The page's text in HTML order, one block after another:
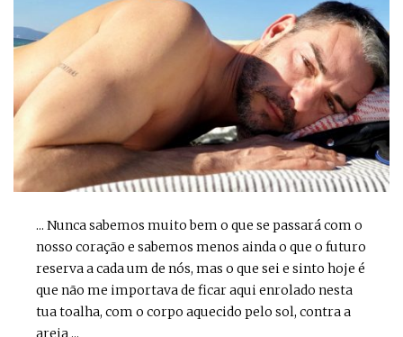
... Nunca sabemos muito bem o que se passará com o
nosso coração e sabemos menos ainda o que o futuro
reserva a cada um de nós, mas o que sei e sinto hoje é
que não me importava de ficar aqui enrolado nesta
tua toalha, com o corpo aquecido pelo sol, contra a
areia ...